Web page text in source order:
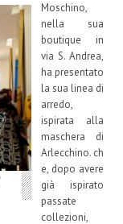
Moschino,
nella sua
boutique in
via S. Andrea,
ha presentato
la sua linea di
arredo,
ispirata alla
maschera di
Arlecchino. ch
e, dopo avere
già ispirato
passate
collezioni,